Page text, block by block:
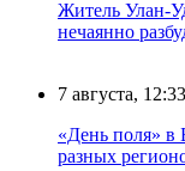
Житель Улан-
нечаянно
7 августа, 12:33
«День поля» в
разных